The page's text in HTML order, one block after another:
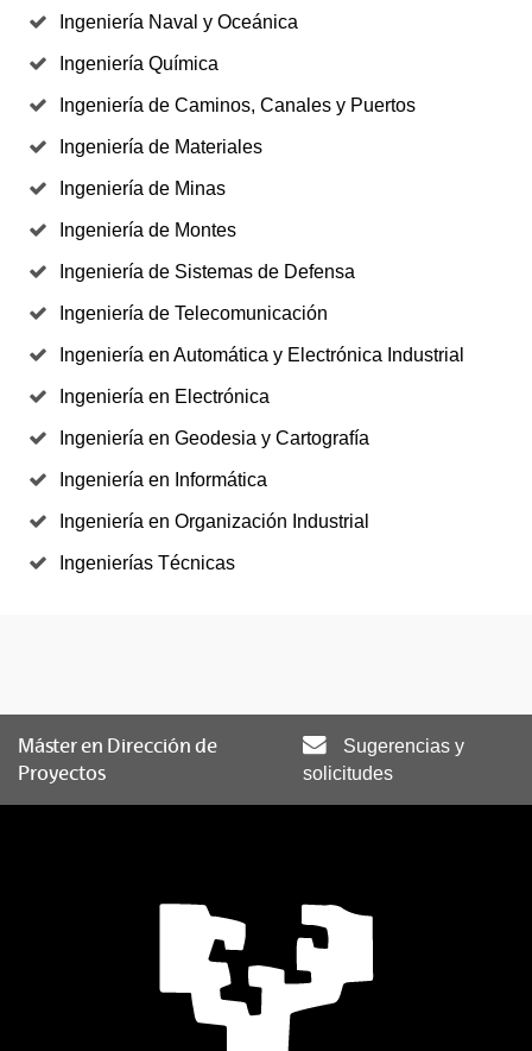
Ingeniería Naval y Oceánica
Ingeniería Química
Ingeniería de Caminos, Canales y Puertos
Ingeniería de Materiales
Ingeniería de Minas
Ingeniería de Montes
Ingeniería de Sistemas de Defensa
Ingeniería de Telecomunicación
Ingeniería en Automática y Electrónica Industrial
Ingeniería en Electrónica
Ingeniería en Geodesia y Cartografía
Ingeniería en Informática
Ingeniería en Organización Industrial
Ingenierías Técnicas
Máster en Dirección de
Proyectos
Sugerencias y
solicitudes